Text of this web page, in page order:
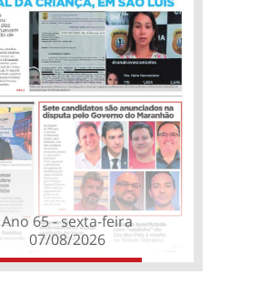
Ano 65 - sexta-feira
07/08/2026